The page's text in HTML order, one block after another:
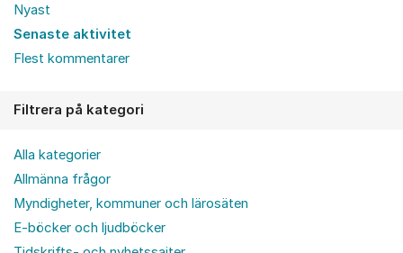
Nyast
Senaste aktivitet
Flest kommentarer
Filtrera på kategori
Alla kategorier
Allmänna frågor
Myndigheter, kommuner och lärosäten
E-böcker och ljudböcker